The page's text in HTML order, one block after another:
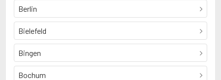
Berlin
Bielefeld
Bingen
Bochum